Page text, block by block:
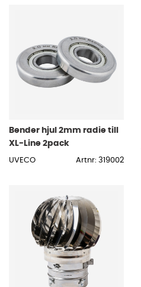
Bender hjul 2mm radie till
XL-Line 2pack
UVECO Artnr: 319002